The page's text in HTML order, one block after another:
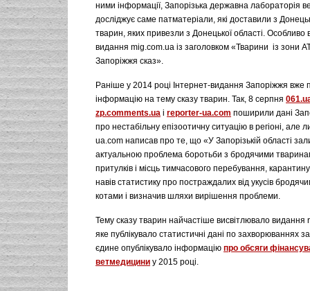
ними інформації, Запорізька державна лабораторія
досліджує саме патматеріали, які доставили з
тварин, яких привезли з Донецької області. Особливо
видання mig.com.ua із заголовком «Тварини із зони
Запоріжжя сказ».
Раніше у 2014 році Інтернет-видання Запоріжжя вже
інформацію на тему сказу тварин. Так, 8 серпня
zp.comments.ua і reporter-ua.com поширили дані
про нестабільну епізоотичну ситуацію в регіоні, але
ua.com написав про те, що «У Запорізькій області
актуальною проблема боротьби з бродячими
притулків і місць тимчасового перебування,
навів статистику про постраждалих від укусів
котами і визначив шляхи вирішення проблеми.
Тему сказу тварин найчастіше висвітлювало видання
яке публікувало статистичні дані по захворюваннях за
єдине опублікувало інформацію про обсяги
ветмедицини у 2015 році.